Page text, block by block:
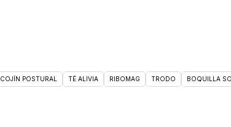
COJÍN POSTURAL TÉ ALIVIA RIBOMAG TRODO BOQUILLA